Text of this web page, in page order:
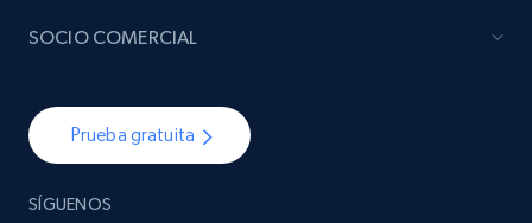
Prueba gratuita
SÍGUENOS
SOCIO COMERCIAL